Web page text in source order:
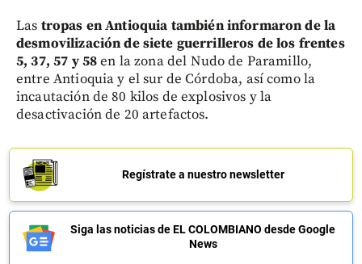
Las tropas en Antioquia también informaron de la
desmovilización de siete guerrilleros de los frentes
5, 37, 57 y 58en la zona del Nudo de Paramillo,
entre Antioquia y el sur de Córdoba, así como la
incautación de 80 kilos de explosivos y la
desactivación de 20 artefactos.
Regístrate a nuestro newsletter
Siga las noticias de EL COLOMBIANO desde Google
News